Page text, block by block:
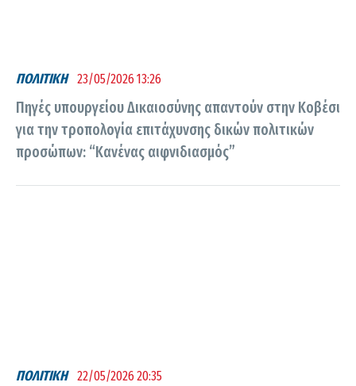
ΠΟΛΙΤΙΚΗ 23/05/2026 13:26
Πηγές υπουργείου Δικαιοσύνης απαντούν στην Κοβέσι
για την τροπολογία επιτάχυνσης δικών πολιτικών
προσώπων: “Κανένας αιφνιδιασμός”
ΠΟΛΙΤΙΚΗ 22/05/2026 20:35